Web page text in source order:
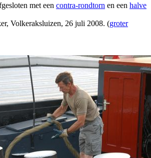
met een contra-rondtorn en een halve
Volkeraksluizen, 26 juli 2008. (groter